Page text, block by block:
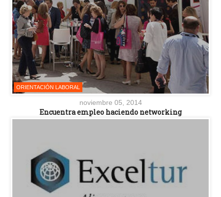
ORIENTACIÓN LABORAL
noviembre 05, 2014
Encuentra empleo haciendo networking